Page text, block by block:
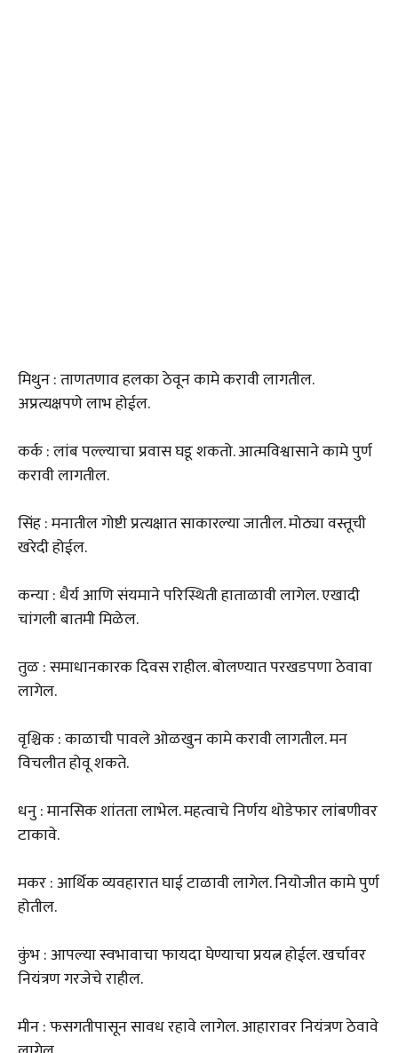
मिथुन : ताणतणाव हलका ठेवून कामे करावी लागतील.
अप्रत्यक्षपणे लाभ होईल.
कर्क : लांब पल्ल्याचा प्रवास घडू शकतो. आत्मविश्वासाने कामे पुर्ण
करावी लागतील.
सिंह : मनातील गोष्टी प्रत्यक्षात साकारल्या जातील. मोठ्या वस्तूची
खरेदी होईल.
कन्या : धैर्य आणि संयमाने परिस्थिती हाताळावी लागेल. एखादी
चांगली बातमी मिळेल.
तुळ : समाधानकारक दिवस राहील. बोलण्यात परखडपणा ठेवावा
लागेल.
वृश्चिक : काळाची पावले ओळखुन कामे करावी लागतील. मन
विचलीत होवू शकते.
धनु : मानसिक शांतता लाभेल. महत्वाचे निर्णय थोडेफार लांबणीवर
टाकावे.
मकर : आर्थिक व्यवहारात घाई टाळावी लागेल. नियोजीत कामे पुर्ण
होतील.
कुंभ : आपल्या स्वभावाचा फायदा घेण्याचा प्रयत्न होईल. खर्चावर
नियंत्रण गरजेचे राहील.
मीन : फसगतीपासून सावध रहावे लागेल. आहारावर नियंत्रण ठेवावे